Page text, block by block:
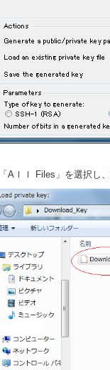
Aｌｌ Files」を選択し、